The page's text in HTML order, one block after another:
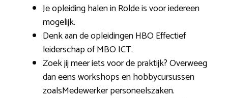
Je opleiding halen in Rolde is voor iedereen
mogelijk.
Denk aan de opleidingen HBO Effectief
leiderschap of MBO ICT.
Zoek jij meer iets voor de praktijk? Overweeg
dan eens workshops en hobbycursussen
zoalsMedewerker personeelszaken.